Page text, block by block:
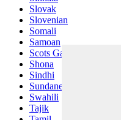
Slovak
Slovenian
Somali
Samoan
Scots Gaelic
Shona
Sindhi
Sundanese
Swahili
Tajik